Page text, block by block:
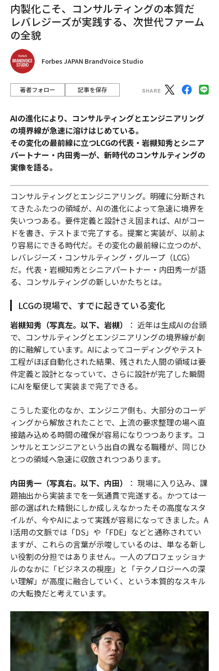
内製化こそ、コンサルティングの本質だ
レバレジーズが実践する、次世代ファーム
の全貌
Forbes JAPAN BrandVoice Studio
著者フォロー 記事を保存
AIの進化により、コンサルティングとエンジニアリング
の境界線が急速に溶けはじめている。
その変化の最前線に立つLCGの代表・岩槻知秀とシニア
パートナー・内田秀一が、新時代のコンサルティングの
実像を語る。
コンサルティングとエンジニアリング。明確に分断され
てきたふたつの領域が、AIの進化によって急速に境界を
失いつつある。要件定義と設計さえ固まれば、AIがコー
ドを書き、テストまで完了する。提案と実装が、以前よ
り容易にできる時代だ。その変化の最前線に立つのが、
レバレジーズ・コンサルティング・グループ（LCG）
だ。代表・岩槻知秀とシニアパートナー・内田秀一が語
る、コンサルティングの新しいかたちとは。
LCGの現場で、すでに起きている変化
岩槻知秀（写真左。以下、岩槻）
： 近年は生成AIの台頭
で、コンサルティングとエンジニアリングの境界線が劇
的に融解しています。AIによってコーディングやテスト
工程がほぼ自動化された結果、残された人間の領域は要
件定義と設計となっていて、さらに設計が完了した瞬間
にAIを駆使して実装まで完了できる。
こうした変化のなか、エンジニア側も、大部分のコーデ
ィングから解放されたことで、上流の要求整理の場へ直
接踏み込める時間の確保が容易になりつつあります。コ
ンサルとエンジニアという出自の異なる職種が、同じひ
とつの領域へ急速に収斂されつつあります。
内田秀一（写真右。以下、内田）
： 現場に入り込み、課
題抽出から実装までを一気通貫で完遂する。かつては一
部の選ばれた精鋭にしか成しえなかったその高度なスタ
イルが、今やAIによって実践が容易になってきました。A
I活用の文脈では「DS」や「FDE」などと通称されてい
ますが、これらの言葉が示唆しているのは、単なる新し
い役割の分担ではありません。一人のプロフェッショナ
ルのなかに「ビジネスの視座」と「テクノロジーへの深
い理解」が高度に融合していく、という本質的なスキル
の大転換だと考えています。